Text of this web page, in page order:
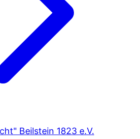
Beilstein 1823 e.V.